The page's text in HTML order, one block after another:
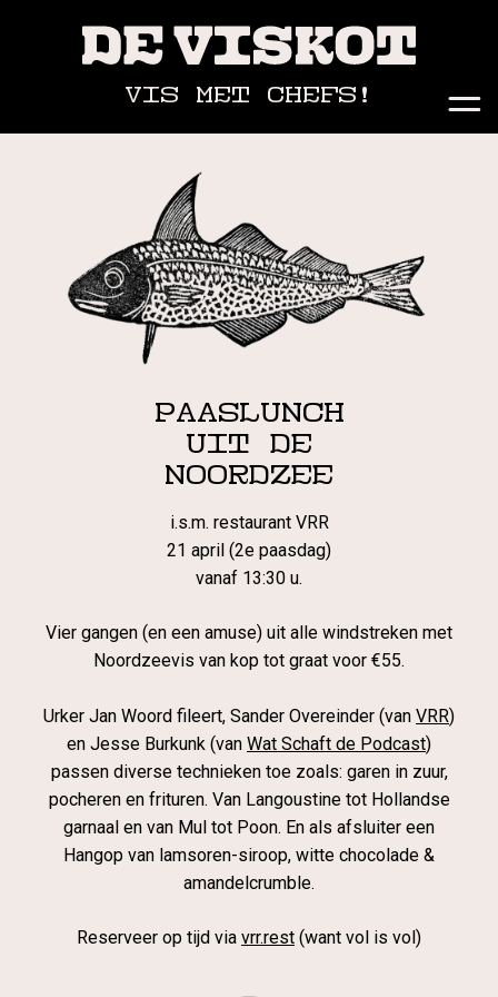
VIS MET CHEFS!
PAASLUNCH
UIT DE
NOORDZEE
i.s.m. restaurant VRR
21 april (2e paasdag)
vanaf 13:30 u.
Vier gangen (en een amuse) uit alle windstreken met
Noordzeevis van kop tot graat voor €55.
Urker Jan Woord fileert, Sander Overeinder (van VRR)
en Jesse Burkunk (van Wat Schaft de Podcast)
passen diverse technieken toe zoals: garen in zuur,
pocheren en frituren. Van Langoustine tot Hollandse
garnaal en van Mul tot Poon. En als afsluiter een
Hangop van lamsoren-siroop, witte chocolade &
amandelcrumble.
Reserveer op tijd via vrr.rest (want vol is vol)